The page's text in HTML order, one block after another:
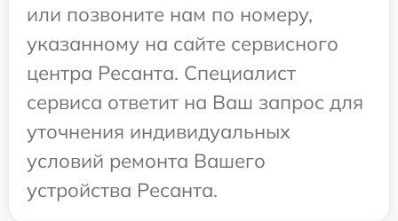
или позвоните нам по номеру,
указанному на сайте сервисного
центра Ресанта. Специалист
сервиса ответит на Ваш запрос для
уточнения индивидуальных
условий ремонта Вашего
устройства Ресанта.